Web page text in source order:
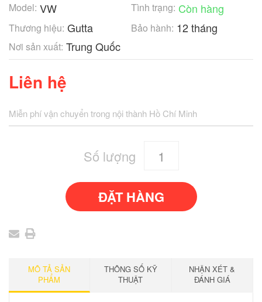
Model: VW Tình trạng: Còn hàng
Thương hiệu: Gutta Bảo hành: 12 tháng
Nơi sản xuất: Trung Quốc
Liên hệ
Miễn phí vận chuyển trong nội thành Hồ Chí Minh
Số lượng
MÔ TẢ SẢN
PHẨM
THÔNG SỐ KỸ
THUẬT
NHẬN XÉT &
ĐÁNH GIÁ